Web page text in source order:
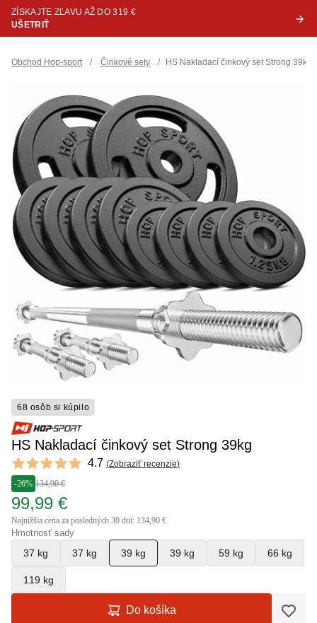
ZÍSKAJTE ZĽAVU AŽ DO 319 €
UŠETRIŤ
Obchod Hop-sport / Činkové sety / HS Nakladací činkový set Strong 39kg
68 osôb si kúpilo
HS Nakladací činkový set Strong 39kg
Reviews
4.7 out of 5 stars 4.7 (Zobraziť recenzie)
-26% 134,90 €
99,99 €
Najnižšia cena za posledných 30 dní: 134,90 €
Hmotnosť sady
37 kg 37 kg 39 kg 39 kg 59 kg 66 kg
119 kg
Do košíka